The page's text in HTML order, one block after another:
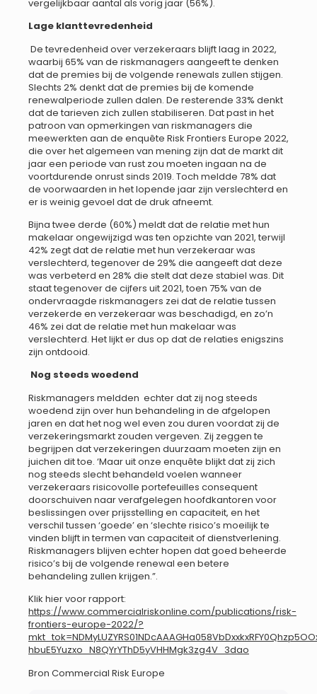
vergelijkbaar aantal als vorig jaar (56%).
Lage klanttevredenheid
De tevredenheid over verzekeraars blijft laag in 2022,
waarbij 65% van de riskmanagers aangeeft te denken
dat de premies bij de volgende renewals zullen stijgen.
Slechts 2% denkt dat de premies bij de komende
renewalperiode zullen dalen. De resterende 33% denkt
dat de tarieven zich zullen stabiliseren. Dat past in het
patroon van opmerkingen van riskmanagers die
meewerkten aan de enquête Risk Frontiers Europe 2022,
die over het algemeen van mening zijn dat de markt dit
jaar een periode van rust zou moeten ingaan na de
voortdurende onrust sinds 2019. Toch meldde 78% dat
de voorwaarden in het lopende jaar zijn verslechterd en
er is weinig gevoel dat de druk afneemt.
Bijna twee derde (60%) meldt dat de relatie met hun
makelaar ongewijzigd was ten opzichte van 2021, terwijl
42% zegt dat de relatie met hun verzekeraar was
verslechterd, tegenover de 29% die aangeeft dat deze
was verbeterd en 28% die stelt dat deze stabiel was. Dit
staat tegenover de cijfers uit 2021, toen 75% van de
ondervraagde riskmanagers zei dat de relatie tussen
verzekerde en verzekeraar was beschadigd, en zo’n
46% zei dat de relatie met hun makelaar was
verslechterd. Het lijkt er dus op dat de relaties enigszins
zijn ontdooid.
Nog steeds woedend
Riskmanagers meldden echter dat zij nog steeds
woedend zijn over hun behandeling in de afgelopen
jaren en dat het nog wel even zou duren voordat zij de
verzekeringsmarkt zouden vergeven. Zij zeggen te
begrijpen dat verzekeringen duurzaam moeten zijn en
juichen dit toe. ‘Maar uit onze enquête blijkt dat zij zich
nog steeds slecht behandeld voelen wanneer
verzekeraars risicovolle portefeuilles consequent
doorschuiven naar verafgelegen hoofdkantoren voor
beslissingen over prijsstelling en capaciteit, en het
verschil tussen ‘goede’ en ‘slechte risico’s moeilijk te
vinden blijft in termen van capaciteit of dienstverlening.
Riskmanagers blijven echter hopen dat goed beheerde
risico’s bij de volgende renewal een betere
behandeling zullen krijgen.”.
Klik hier voor rapport:
https://www.commercialriskonline.com/publications/risk-
frontiers-europe-2022/?
hbuE5Yuzxo_N8QYrYThD5yVHHMgk3zg4V_3dao
Bron Commercial Risk Europe